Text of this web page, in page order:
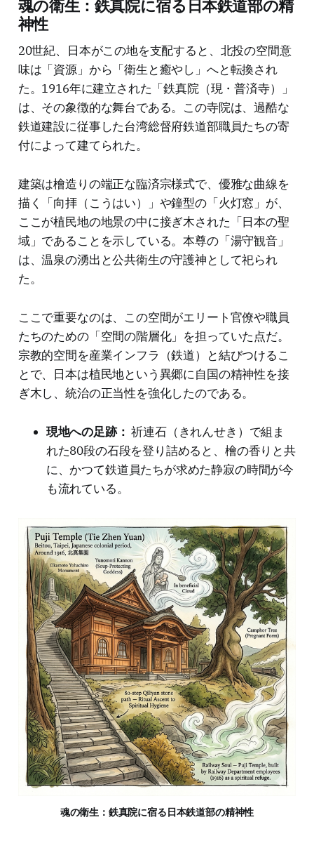
魂の衛生：鉄真院に宿る日本鉄道部の精
神性
20世紀、日本がこの地を支配すると、北投の空間意
味は「資源」から「衛生と癒やし」へと転換され
た。1916年に建立された「鉄真院（現・普済寺）」
は、その象徴的な舞台である。この寺院は、過酷な
鉄道建設に従事した台湾総督府鉄道部職員たちの寄
付によって建てられた。
建築は檜造りの端正な臨済宗様式で、優雅な曲線を
描く「向拝（こうはい）」や鐘型の「火灯窓」が、
ここが植民地の地景の中に接ぎ木された「日本の聖
域」であることを示している。本尊の「湯守観音」
は、温泉の湧出と公共衛生の守護神として祀られ
た。
ここで重要なのは、この空間がエリート官僚や職員
たちのための「空間の階層化」を担っていた点だ。
宗教的空間を産業インフラ（鉄道）と結びつけるこ
とで、日本は植民地という異郷に自国の精神性を接
ぎ木し、統治の正当性を強化したのである。
現地への足跡： 祈連石（きれんせき）で組ま
れた80段の石段を登り詰めると、檜の香りと共
に、かつて鉄道員たちが求めた静寂の時間が今
も流れている。
魂の衛生：鉄真院に宿る日本鉄道部の精神性